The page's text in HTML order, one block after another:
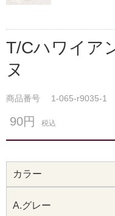
T/Cハワイア
ヌ
商品番号 1-065-r9035-1
90円 税込
カラー
A.グレー